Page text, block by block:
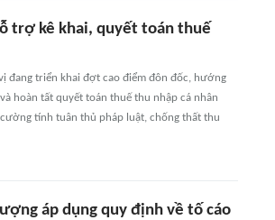
trợ kê khai, quyết toán thuế
đang triển khai đợt cao điểm đôn đốc, hướng
hoàn tất quyết toán thuế thu nhập cá nhân
tính tuân thủ pháp luật, chống thất thu
áp dụng quy định về tố cáo